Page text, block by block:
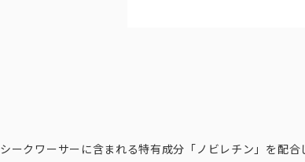
シークワーサーに含まれる特有成分「ノビレチン」を配